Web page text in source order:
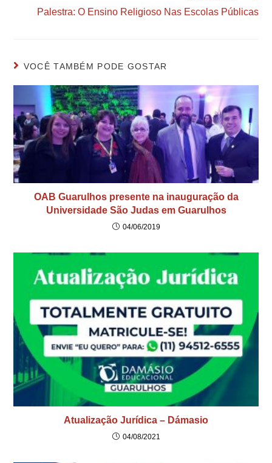
Palestra: O Ensino Religioso Nas Escolas Públicas
VOCÊ TAMBÉM PODE GOSTAR
OAB Guarulhos presente na inauguração da
Universidade São Judas em Guarulhos
04/06/2019
Atualização Jurídica – Dámasio
04/08/2021